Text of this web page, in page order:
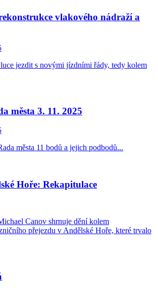
vlakového nádraží a
jezdit s novými jízdními řády, tedy kolem
města 3. 11. 2025
města 11 bodů a jejich podbodů...
Hoře: Rekapitulace
Canov shrnuje dění kolem
přejezdu v Andělské Hoře, které trvalo